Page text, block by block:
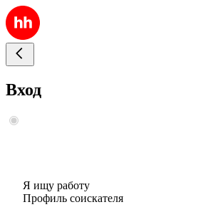
Вход
Я ищу работу
Профиль соискателя